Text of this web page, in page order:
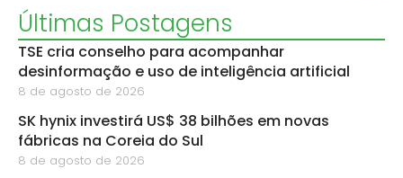
Últimas Postagens
TSE cria conselho para acompanhar
desinformação e uso de inteligência artificial
8 de agosto de 2026
SK hynix investirá US$ 38 bilhões em novas
fábricas na Coreia do Sul
8 de agosto de 2026